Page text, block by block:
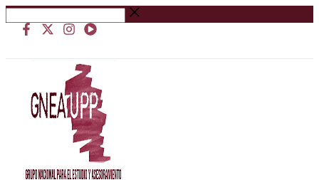
Ir
al
contenido
Buscar
…